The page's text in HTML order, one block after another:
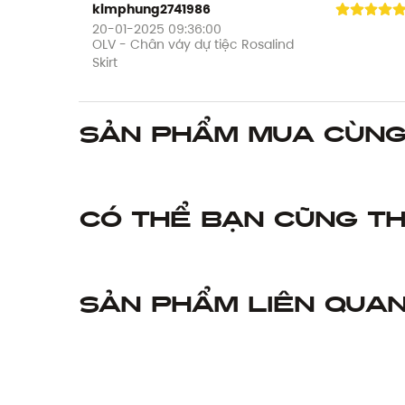
kimphung2741986
20-01-2025 09:36:00
OLV - Chân váy dự tiệc Rosalind
Skirt
Sản phẩm mua cùng
Có thể bạn cũng
Sản phẩm liên